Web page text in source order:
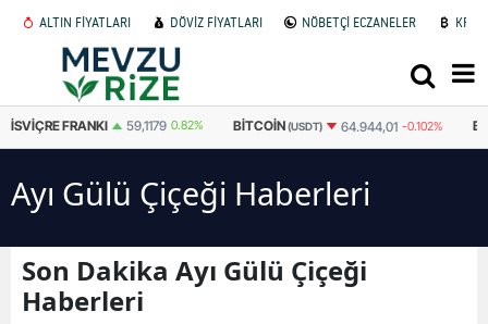
ALTIN FİYATLARI DÖVİZ FİYATLARI NÖBETÇİ ECZANELER
İSVIÇRE FRANKI 59,1179 0.82% BITCOIN(USDT) 64.944,01 -0.102%
Ayı Gülü Çiçeği Haberleri
Son Dakika Ayı Gülü Çiçeği
Haberleri